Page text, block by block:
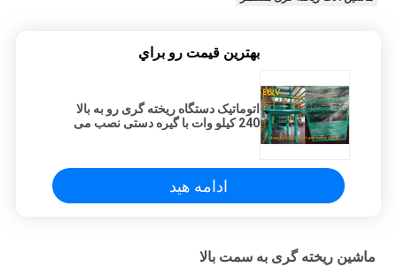
بهترين قيمت رو براي
اتوماتیک دستگاه ریخته گری رو به بالا
240 کیلو وات با گیره دستی نصب می
ادامه هید
ماشین ریخته گری به سمت بالا